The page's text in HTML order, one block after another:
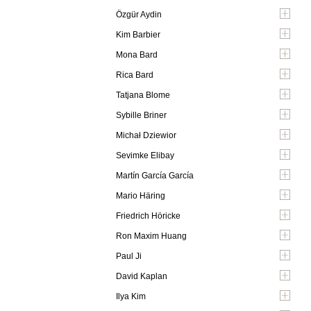
Özgür Aydin
Kim Barbier
Mona Bard
Rica Bard
Tatjana Blome
Sybille Briner
Michał Dziewior
Sevimke Elibay
Martín García García
Mario Häring
Friedrich Höricke
Ron Maxim Huang
Paul Ji
David Kaplan
Ilya Kim